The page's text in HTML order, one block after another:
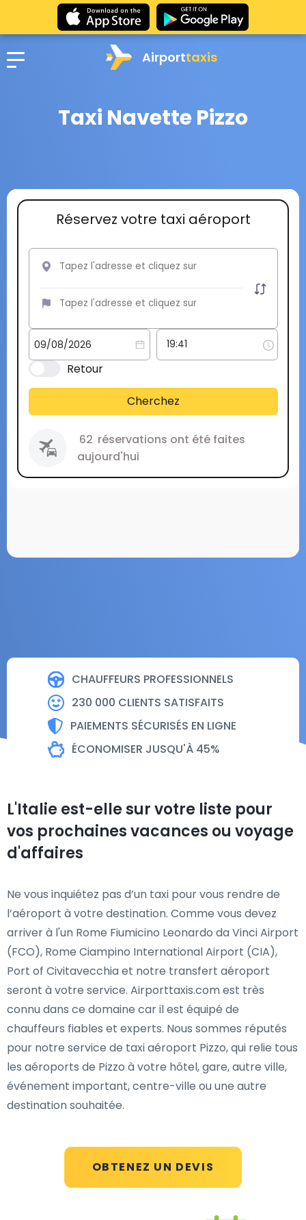
Airporttaxis
Taxi Navette Pizzo
CHAUFFEURS PROFESSIONNELS
230 000 CLIENTS SATISFAITS
PAIEMENTS SÉCURISÉS EN LIGNE
ÉCONOMISER JUSQU'À 45%
Réservez votre taxi aéroport
Retour
Cherchez
62 réservations ont été faites
aujourd'hui
OBTENEZ UN DEVIS
L'Italie est-elle sur votre liste pour
vos prochaines vacances ou voyage
d'affaires
Ne vous inquiétez pas d’un taxi pour vous rendre de
l’aéroport à votre destination. Comme vous devez
arriver à l'un Rome Fiumicino Leonardo da Vinci Airport
(FCO), Rome Ciampino International Airport (CIA),
Port of Civitavecchia et notre transfert aéroport
seront à votre service. Airporttaxis.com est très
connu dans ce domaine car il est équipé de
chauffeurs fiables et experts. Nous sommes réputés
pour notre service de taxi aéroport Pizzo, qui relie tous
les aéroports de Pizzo à votre hôtel, gare, autre ville,
événement important, centre-ville ou une autre
destination souhaitée.